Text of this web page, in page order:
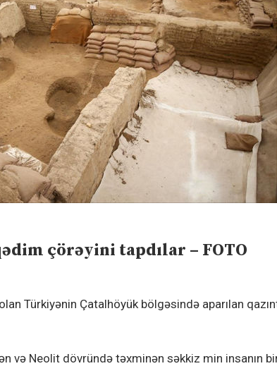
çörəyini tapdılar – FOTO
Türkiyənin Çatalhöyük bölgəsində aparılan
və Neolit ​​dövründə təxminən səkkiz min insanın